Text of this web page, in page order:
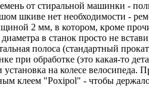
от стиральной машинки -
шкиве нет необходимости -
2 мм, в котором, кроме
в станок просто не
полоса (стандартный
при обработке (это какая-то
на колесе велосипеда.
клеем "Poxipol" - чтобы